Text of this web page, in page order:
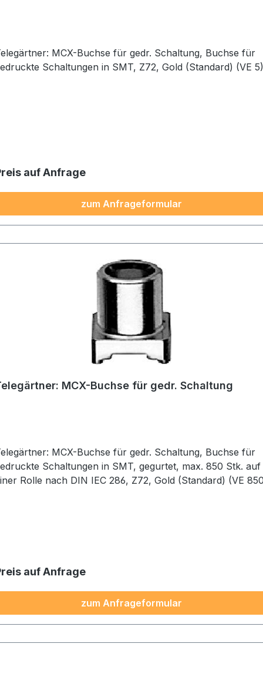
MCX-Buchse für gedr. Schaltung, Buchse für
Schaltungen in SMT, Z72, Gold (Standard) (VE 5)
auf Anfrage
zum Anfrageformular
MCX-Buchse für gedr. Schaltung
MCX-Buchse für gedr. Schaltung, Buchse für
Schaltungen in SMT, gegurtet, max. 850 Stk. auf
Rolle nach DIN IEC 286, Z72, Gold (Standard) (VE
auf Anfrage
zum Anfrageformular